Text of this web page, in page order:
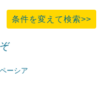
条件を変えて検索>>
ーシア